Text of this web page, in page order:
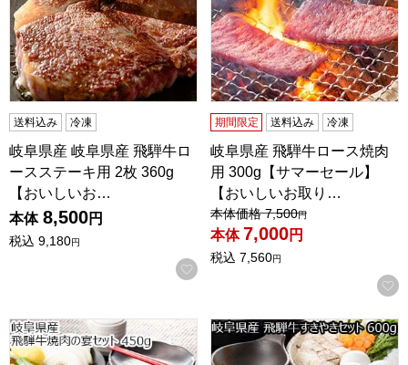
送料込み 冷凍
岐阜県産 岐阜県産 飛騨牛ロ
ースステーキ用 2枚 360g
【おいしいお…
本体 8,500円
税込 9,180円
お気に入りに登録する
期間限定 送料込み 冷凍
岐阜県産 飛騨牛ロース焼肉
用 300g【サマーセール】
【おいしいお取り…
値引き前の価格：
本体価格 7,500円
本体 7,000円
税込 7,560円
岐阜県産 飛騨牛焼肉の宴セット 450g【おいしいお取り寄せ
岐阜県産 飛騨牛すきやきセ